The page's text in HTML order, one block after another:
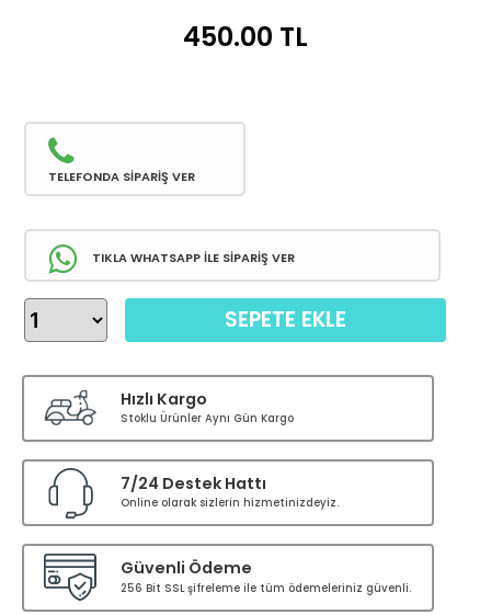
450.00 TL
TELEFONDA SİPARİŞ VER
TIKLA WHATSAPP İLE SİPARİŞ VER
SEPETE EKLE
Hızlı Kargo
Stoklu Ürünler Aynı Gün Kargo
7/24 Destek Hattı
Online olarak sizlerin hizmetinizdeyiz.
Güvenli Ödeme
256 Bit SSL şifreleme ile tüm ödemeleriniz güvenli.